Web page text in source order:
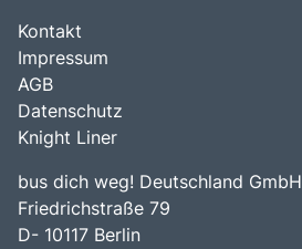
Kontakt
Impressum
AGB
Datenschutz
Knight Liner
bus dich weg! Deutschland GmbH
Friedrichstraße 79
D- 10117 Berlin